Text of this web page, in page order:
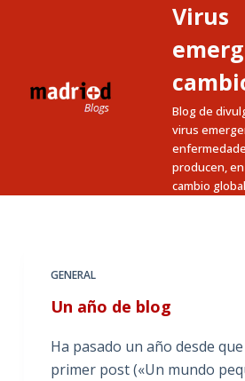
Virus
Blog de
virus
producen,
cambio global
GENERAL
Un año de blog
Ha pasado un año desde
primer post («Un mundo